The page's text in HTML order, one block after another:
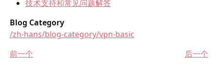
技术支持和常见问题解答
Blog Category
/zh-hans/blog-category/vpn-basic
前一个
后一个